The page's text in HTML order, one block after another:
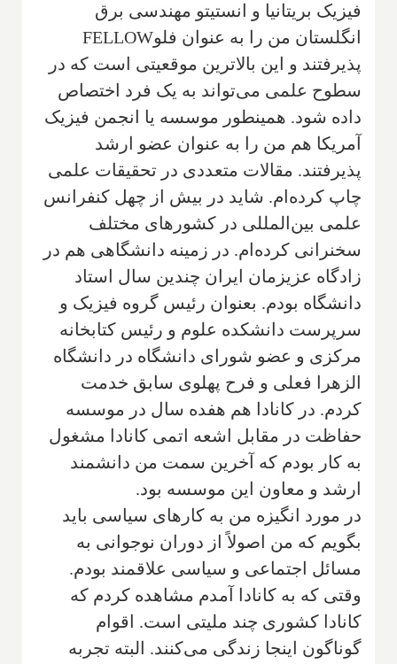
فیزیک بریتانیا و انستیتو مهندسی برق
انگلستان من را به عنوان فلوFELLOW
پذیرفتند و این بالاترین موقعیتی است که در
سطوح علمی می‌تواند به یک فرد اختصاص
داده شود. همینطور موسسه یا انجمن فیزیک
آمریکا هم من را به عنوان عضو ارشد
پذیرفتند. مقالات متعددی در تحقیقات علمی
چاپ کرده‌ام. شاید در بیش از چهل کنفرانس
علمی بین‌المللی در کشورهای مختلف
سخنرانی کرده‌ام. در زمینه دانشگاهی هم در
زادگاه عزیزمان ایران چندین سال استاد
دانشگاه بودم. بعنوان رئیس گروه فیزیک و
سرپرست دانشکده علوم و رئیس کتابخانه
مرکزی و عضو شورای دانشگاه در دانشگاه
الزهرا فعلی و فرح پهلوی سابق خدمت
کردم. در کانادا هم هفده سال در موسسه
حفاظت در مقابل اشعه اتمی کانادا مشغول
به کار بودم که آخرین سمت من دانشمند
ارشد و معاون این موسسه بود.
در مورد انگیزه من به کارهای سیاسی باید
بگویم که من اصولاً از دوران نوجوانی به
مسائل اجتماعی و سیاسی علاقمند بودم.
وقتی که به کانادا آمدم مشاهده کردم که
کانادا کشوری چند ملیتی است. اقوام
گوناگون اینجا زندگی می‌کنند. البته تجربه